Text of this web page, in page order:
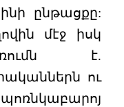
ընթացքը:
մէջ իսկ
է.
ու